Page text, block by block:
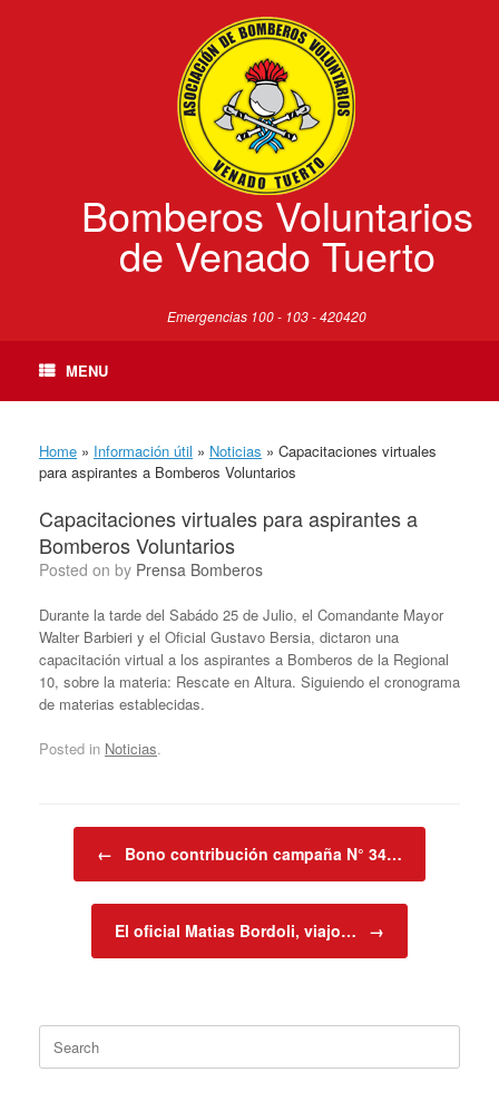
Bomberos Voluntarios
de Venado Tuerto
Emergencias 100 - 103 - 420420
MENU
Home » Información útil » Noticias » Capacitaciones virtuales
para aspirantes a Bomberos Voluntarios
Capacitaciones virtuales para aspirantes a
Bomberos Voluntarios
Posted on by Prensa Bomberos
Durante la tarde del Sabádo 25 de Julio, el Comandante Mayor
Walter Barbieri y el Oficial Gustavo Bersia, dictaron una
capacitación virtual a los aspirantes a Bomberos de la Regional
10, sobre la materia: Rescate en Altura. Siguiendo el cronograma
de materias establecidas.
Posted in Noticias.
← Bono contribución campaña N° 34…
El oficial Matias Bordoli, viajo… →
Search
for: